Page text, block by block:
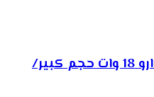
صاعق الحشرات الكهربائي ارو 18 وات حجم كبير/